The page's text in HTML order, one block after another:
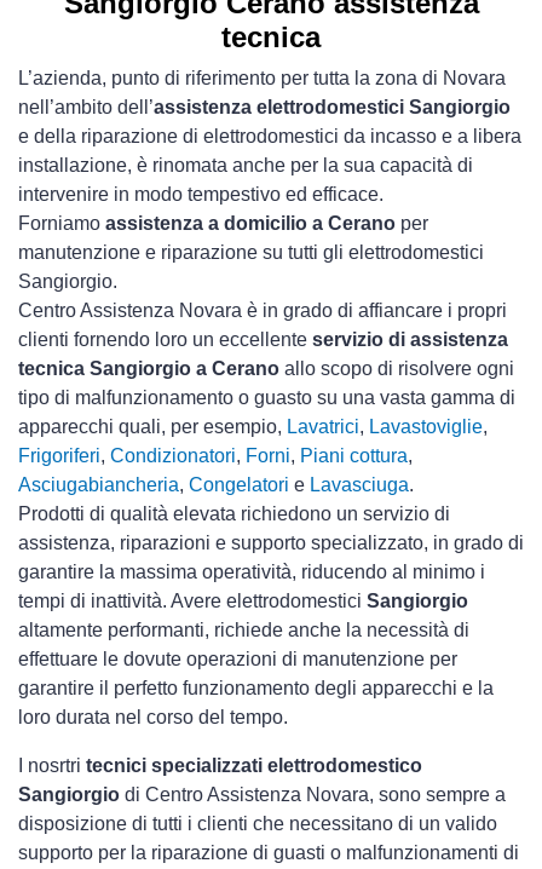
tecnica
L’azienda, punto di riferimento per tutta la zona di Novara
nell’ambito dell’assistenza elettrodomestici Sangiorgio
e della riparazione di elettrodomestici da incasso e a libera
installazione, è rinomata anche per la sua capacità di
intervenire in modo tempestivo ed efficace.
Forniamo assistenza a domicilio a Cerano per
manutenzione e riparazione su tutti gli elettrodomestici
Sangiorgio.
Centro Assistenza Novara è in grado di affiancare i propri
clienti fornendo loro un eccellente servizio di assistenza
tecnica Sangiorgio a Cerano allo scopo di risolvere ogni
tipo di malfunzionamento o guasto su una vasta gamma di
apparecchi quali, per esempio, Lavatrici, Lavastoviglie,
Frigoriferi, Condizionatori, Forni, Piani cottura,
Asciugabiancheria, Congelatori e Lavasciuga.
Prodotti di qualità elevata richiedono un servizio di
assistenza, riparazioni e supporto specializzato, in grado di
garantire la massima operatività, riducendo al minimo i
tempi di inattività. Avere elettrodomestici Sangiorgio
altamente performanti, richiede anche la necessità di
effettuare le dovute operazioni di manutenzione per
garantire il perfetto funzionamento degli apparecchi e la
loro durata nel corso del tempo.
I nosrtri tecnici specializzati elettrodomestico
Sangiorgio di Centro Assistenza Novara, sono sempre a
disposizione di tutti i clienti che necessitano di un valido
supporto per la riparazione di guasti o malfunzionamenti di